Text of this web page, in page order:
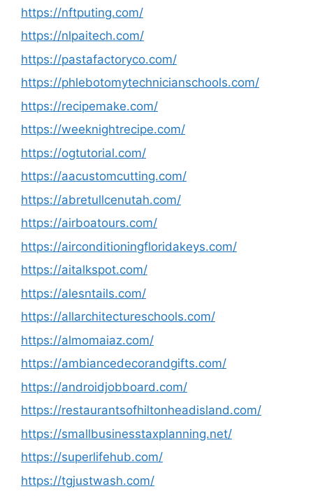
https://nftputing.com/
https://nlpaitech.com/
https://pastafactoryco.com/
https://phlebotomytechnicianschools.com/
https://recipemake.com/
https://weeknightrecipe.com/
https://ogtutorial.com/
https://aacustomcutting.com/
https://abretullcenutah.com/
https://airboatours.com/
https://airconditioningfloridakeys.com/
https://aitalkspot.com/
https://alesntails.com/
https://allarchitectureschools.com/
https://almomaiaz.com/
https://ambiancedecorandgifts.com/
https://androidjobboard.com/
https://restaurantsofhiltonheadisland.com/
https://smallbusinesstaxplanning.net/
https://superlifehub.com/
https://tgjustwash.com/